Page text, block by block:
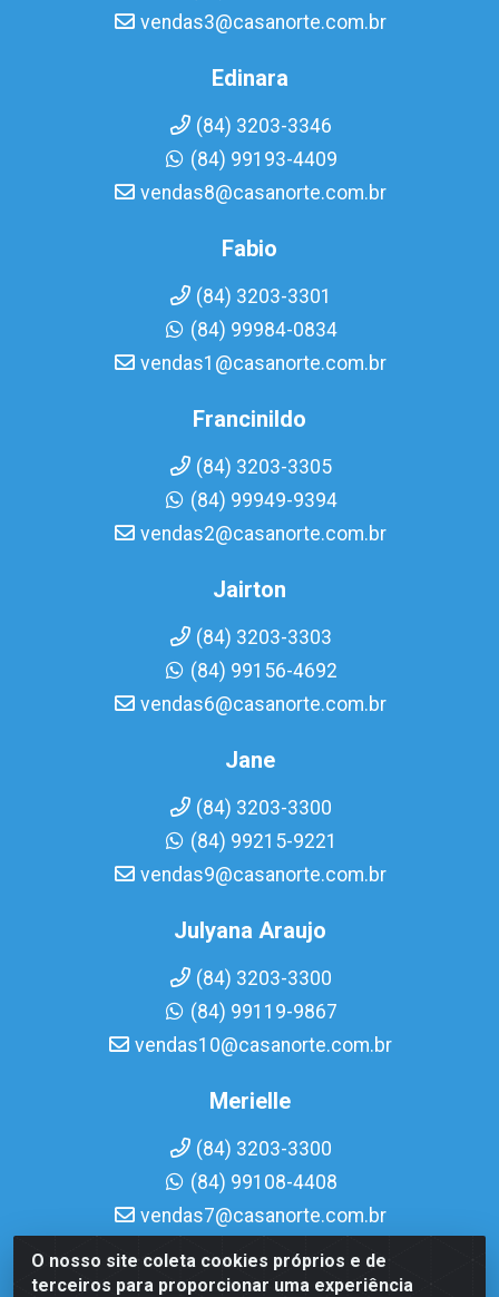
O nosso site coleta cookies próprios e de
terceiros para proporcionar uma experiência
vendas3@casanorte.com.br
Edinara
(84) 3203-3346
(84) 99193-4409
vendas8@casanorte.com.br
Fabio
(84) 3203-3301
(84) 99984-0834
vendas1@casanorte.com.br
Francinildo
(84) 3203-3305
(84) 99949-9394
vendas2@casanorte.com.br
Jairton
(84) 3203-3303
(84) 99156-4692
vendas6@casanorte.com.br
Jane
(84) 3203-3300
(84) 99215-9221
vendas9@casanorte.com.br
Julyana Araujo
(84) 3203-3300
(84) 99119-9867
vendas10@casanorte.com.br
Merielle
(84) 3203-3300
(84) 99108-4408
vendas7@casanorte.com.br
Casa Norte LTDA - Av. Interventor Mário Câmara, 1815 -